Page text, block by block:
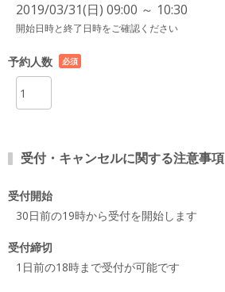
2019/03/31(日) 09:00 ～ 10:30
開始日時と終了日時をご確認ください
予約人数
必須
受付・キャンセルに関する注意事項
受付開始
30日前の19時から受付を開始します
受付締切
1日前の18時まで受付が可能です